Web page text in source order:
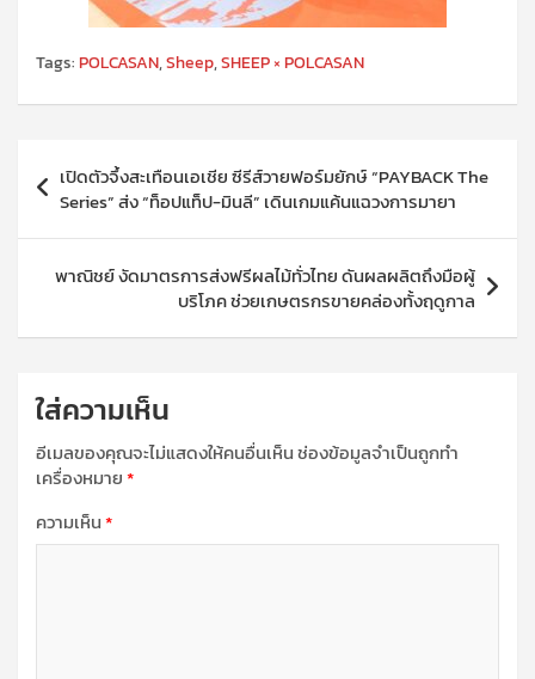
Tags:POLCASAN,Sheep,SHEEP × POLCASAN
แนะแนว
เรื่องเปิดตัวจึ้งสะเทือนเอเชีย ซีรีส์วายฟอร์มยักษ์ “PAYBACK The
Series” ส่ง “ท็อปแท็ป-มินลี” เดินเกมแค้นแฉวงการมายา
พาณิชย์ งัดมาตรการส่งฟรีผลไม้ทั่วไทย ดันผลผลิตถึงมือผู้
บริโภค ช่วยเกษตรกรขายคล่องทั้งฤดูกาล
ใส่ความเห็น
อีเมลของคุณจะไม่แสดงให้คนอื่นเห็นช่องข้อมูลจำเป็นถูกทำ
เครื่องหมาย*
ความเห็น*